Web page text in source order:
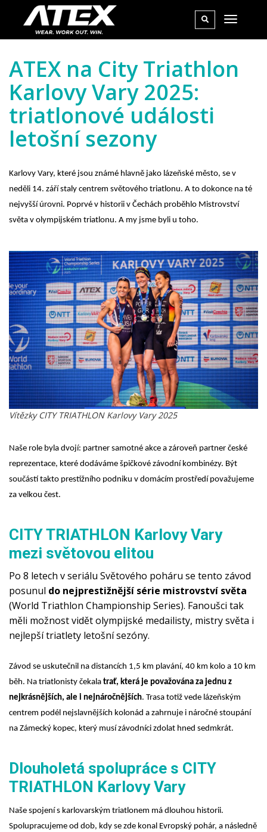
ATEX na City Triathlon
Karlovy Vary 2025:
triatlonové události
letošní sezony
Karlovy Vary, které jsou známé hlavně jako lázeňské město, se v
neděli 14. září staly centrem světového triatlonu. A to dokonce na té
nejvyšší úrovni. Poprvé v historii v Čechách proběhlo Mistrovství
světa v olympijském triatlonu. A my jsme byli u toho.
Vítězky CITY TRIATHLON Karlovy Vary 2025
Naše role byla dvojí: partner samotné akce a zároveň partner české
reprezentace, které dodáváme špičkové závodní kombinézy. Být
součástí takto prestižního podniku v domácím prostředí považujeme
za velkou čest.
CITY TRIATHLON Karlovy Vary
mezi světovou elitou
Po 8 letech v seriálu Světového poháru se tento závod
posunul do nejprestižnější série mistrovství světa
(World Triathlon Championship Series). Fanoušci tak
měli možnost vidět olympijské medailisty, mistry světa i
nejlepší triatlety letošní sezóny.
Závod se uskutečnil na distancích 1,5 km plavání, 40 km kolo a 10 km
běh. Na triatlonisty čekala trať, která je považována za jednu z
nejkrásnějších, ale i nejnáročnějších. Trasa totiž vede lázeňským
centrem podél nejslavnějších kolonád a zahrnuje i náročné stoupání
na Zámecký kopec, který musí závodníci zdolat hned sedmkrát.
Dlouholetá spolupráce s CITY
TRIATHLON Karlovy Vary
Naše spojení s karlovarským triatlonem má dlouhou historii.
Spolupracujeme od dob, kdy se zde konal Evropský pohár, a následně